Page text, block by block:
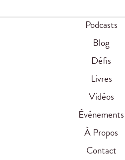
Podcasts
Blog
Défis
Livres
Vidéos
Événements
À Propos
Contact